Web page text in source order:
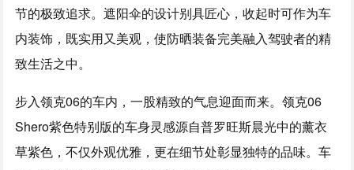
节的极致追求。遮阳伞的设计别具匠心，收起时可作为车
内装饰，既实用又美观，使防晒装备完美融入驾驶者的精
致生活之中。
步入领克06的车内，一股精致的气息迎面而来。领克06
Shero紫色特别版的车身灵感源自普罗旺斯晨光中的薰衣
草紫色，不仅外观优雅，更在细节处彰显独特的品味。车